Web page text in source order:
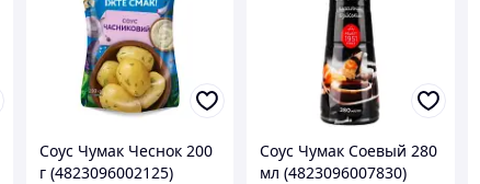
Соус Чумак Чеснок 200
г (4823096002125)
Соус Чумак Соевый 280
мл (4823096007830)